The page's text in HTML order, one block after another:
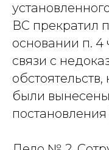
ВС прекратил
основании п. 4
связи с
были